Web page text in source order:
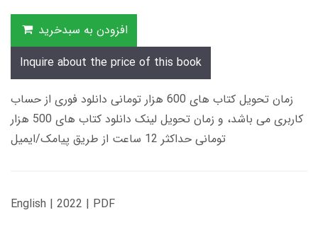
افزودن به سبدخرید
Inquire about the price of this book
زمان تحویل کتاب های 600 هزار تومانی دانلود فوری از حساب
کاربری می باشد، و زمان تحویل لینک دانلود کتاب های 500 هزار
تومانی حداکثر 12 ساعت از طریق پیامک/ایمیل
English | 2022 | PDF